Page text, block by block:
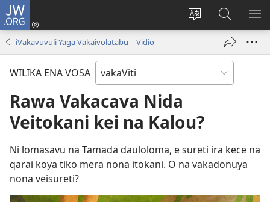
JW.ORG
Veisautaka
Dolava
(opens
Vaqara
ena
JW.ORG
iVakavuvuli Yaga Vakaivolatabu—Vidio
WILIKA ENA VOSA
Rawa Vakacava Nida
Veitokani kei na Kalou?
Ni lomasavu na Tamada dauloloma, e sureti ira kece na
qarai koya tiko mera nona itokani. O na vakadonuya
nona veisureti?